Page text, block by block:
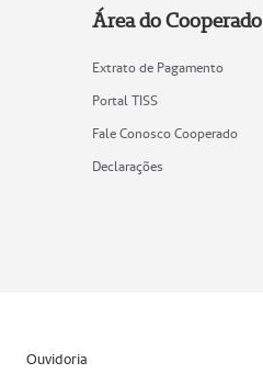
Área do Cooperado
Extrato de Pagamento
Portal TISS
Fale Conosco Cooperado
Declarações
Ouvidoria